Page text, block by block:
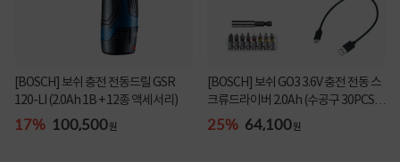
[BOSCH] 보쉬 충전 전동드릴 GSR
120-LI (2.0Ah 1B + 12종 액세서리)
17% 100,500원
[BOSCH] 보쉬 GO3 3.6V 충전 전동 스
크류드라이버 2.0Ah (수공구 30PCS
증정)
25% 64,100원